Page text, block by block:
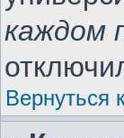
каждом
Вернуться